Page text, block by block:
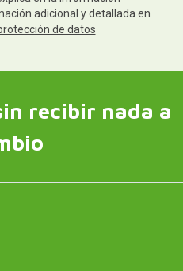
adicional y detallada en
de datos
recibir nada a